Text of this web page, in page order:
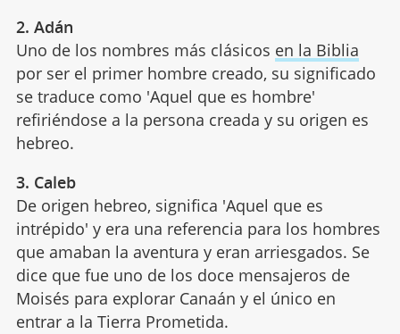
2. Adán
Uno de los nombres más clásicos en la Biblia
por ser el primer hombre creado, su significado
se traduce como 'Aquel que es hombre'
refiriéndose a la persona creada y su origen es
hebreo.
3. Caleb
De origen hebreo, significa 'Aquel que es
intrépido' y era una referencia para los hombres
que amaban la aventura y eran arriesgados. Se
dice que fue uno de los doce mensajeros de
Moisés para explorar Canaán y el único en
entrar a la Tierra Prometida.